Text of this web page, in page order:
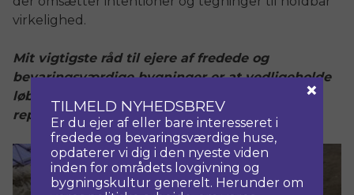
virkelighed.
Mit vigtigste råd til ejere af fredede og
bevaringsværdige bygninger er at vedligeholde
løbende. Små indgreb i tide sparer store
reparationer senere.
TILMELD NYHEDSBREV
Er du ejer af eller bare interesseret i
fredede og bevaringsværdige huse,
opdaterer vi dig i den nyeste viden
inden for områdets lovgivning og
bygningskultur generelt. Herunder om
×